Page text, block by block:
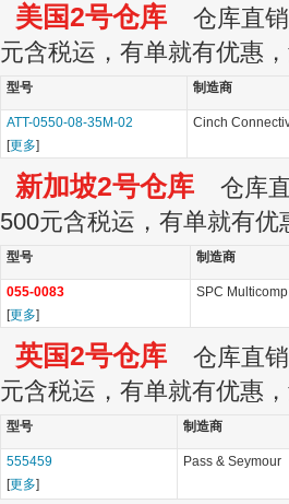
美国2号仓库 仓库直销
元含税运，有单就有优惠
型号 制造商
ATT-0550-08-35M-02
[更多]
Cinch
新加坡2号仓库 仓库直
500元含税运，有单就有
型号 制造商
055-0083
[更多]
SPC Multicomp
英国2号仓库 仓库直销
元含税运，有单就有优惠
型号 制造商
555459
[更多]
Pass & Seymour